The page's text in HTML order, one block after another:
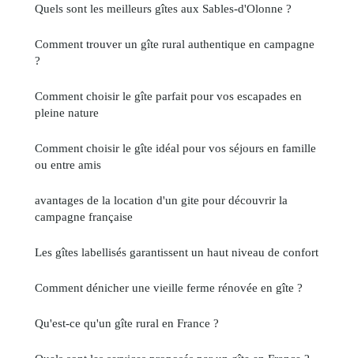
Quels sont les meilleurs gîtes aux Sables-d'Olonne ?
Comment trouver un gîte rural authentique en campagne
?
Comment choisir le gîte parfait pour vos escapades en
pleine nature
Comment choisir le gîte idéal pour vos séjours en famille
ou entre amis
avantages de la location d'un gite pour découvrir la
campagne française
Les gîtes labellisés garantissent un haut niveau de confort
Comment dénicher une vieille ferme rénovée en gîte ?
Qu'est-ce qu'un gîte rural en France ?